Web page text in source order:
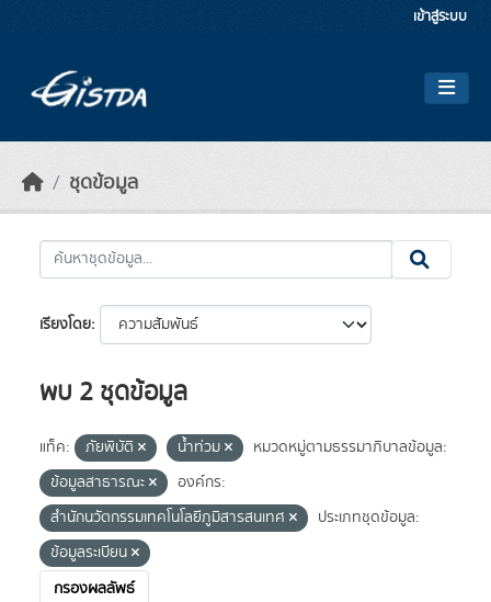
เข้าสู่ระบบ
ชุดข้อมูล
เรียงโดย
พบ 2 ชุดข้อมูล
แท็ค: ภัยพิบัติ น้ำท่วม
หมวดหมู่ตามธรรมาภิบาลข้อมูล:
ข้อมูลสาธารณะ
องค์กร:
สำนักนวัตกรรมเทคโนโลยีภูมิสารสนเทศ
ประเภทชุดข้อมูล:
ข้อมูลระเบียน
กรองผลลัพธ์